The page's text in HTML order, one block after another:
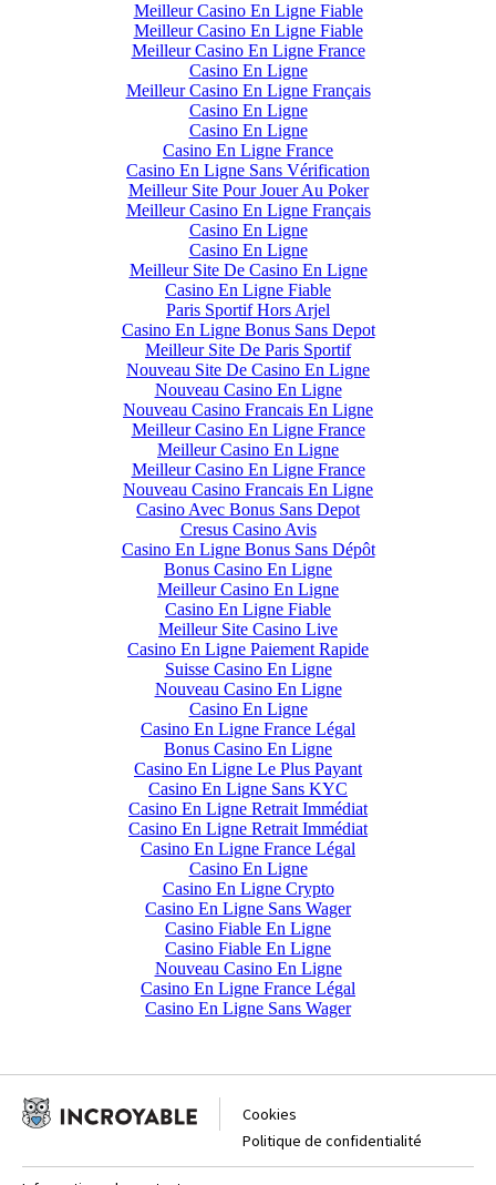
Meilleur Casino En Ligne Fiable
Meilleur Casino En Ligne Fiable
Meilleur Casino En Ligne France
Casino En Ligne
Meilleur Casino En Ligne Français
Casino En Ligne
Casino En Ligne
Casino En Ligne France
Casino En Ligne Sans Vérification
Meilleur Site Pour Jouer Au Poker
Meilleur Casino En Ligne Français
Casino En Ligne
Casino En Ligne
Meilleur Site De Casino En Ligne
Casino En Ligne Fiable
Paris Sportif Hors Arjel
Casino En Ligne Bonus Sans Depot
Meilleur Site De Paris Sportif
Nouveau Site De Casino En Ligne
Nouveau Casino En Ligne
Nouveau Casino Francais En Ligne
Meilleur Casino En Ligne France
Meilleur Casino En Ligne
Meilleur Casino En Ligne France
Nouveau Casino Francais En Ligne
Casino Avec Bonus Sans Depot
Cresus Casino Avis
Casino En Ligne Bonus Sans Dépôt
Bonus Casino En Ligne
Meilleur Casino En Ligne
Casino En Ligne Fiable
Meilleur Site Casino Live
Casino En Ligne Paiement Rapide
Suisse Casino En Ligne
Nouveau Casino En Ligne
Casino En Ligne
Casino En Ligne France Légal
Bonus Casino En Ligne
Casino En Ligne Le Plus Payant
Casino En Ligne Sans KYC
Casino En Ligne Retrait Immédiat
Casino En Ligne Retrait Immédiat
Casino En Ligne France Légal
Casino En Ligne
Casino En Ligne Crypto
Casino En Ligne Sans Wager
Casino Fiable En Ligne
Casino Fiable En Ligne
Nouveau Casino En Ligne
Casino En Ligne France Légal
Casino En Ligne Sans Wager
Cookies
Politique de confidentialité